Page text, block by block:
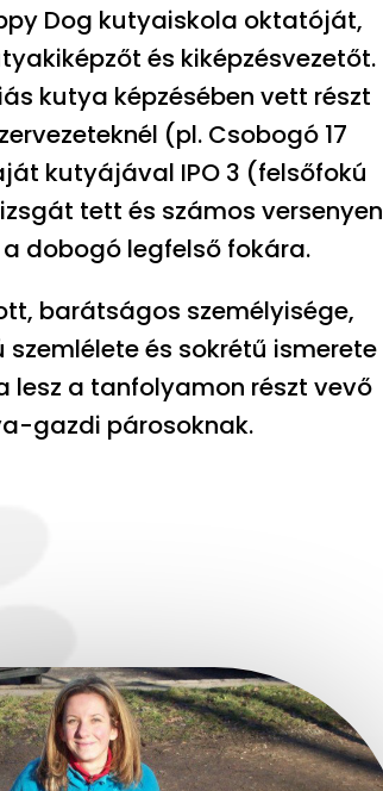
Dog kutyaiskola oktatóját,
és kiképzésvezetőt.
kutya képzésében vett részt
(pl. Csobogó 17
kutyájával IPO 3 (felsőfokú
tett és számos versenyen
dobogó legfelső fokára.
barátságos személyisége,
és sokrétű ismerete
lesz a tanfolyamon részt vevő
gazdi párosoknak.